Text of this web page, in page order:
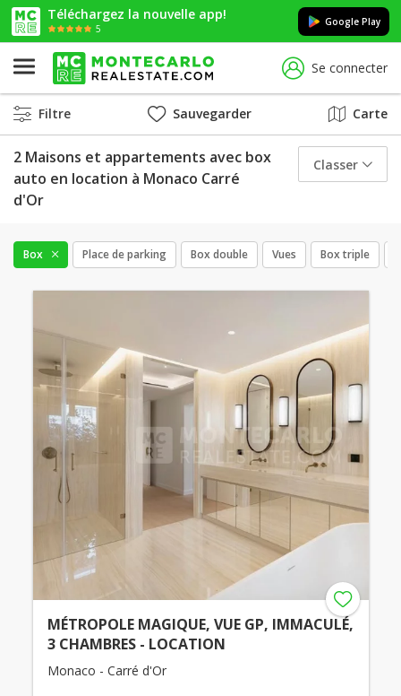
Téléchargez la nouvelle app!
5
Google Play
Se connecter
Filtre Sauvegarder Carte
2 Maisons et appartements avec box
auto en location à Monaco Carré
d'Or
Classer
Box Place de parking Box double Vues Box triple
MÉTROPOLE MAGIQUE, VUE GP, IMMACULÉ,
3 CHAMBRES - LOCATION
Monaco - Carré d'Or